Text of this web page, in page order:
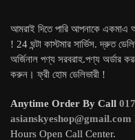
আমরাই দিতে পারি আপনাকে একমাএ
! 24 ঘন্টা কাস্টমার সার্ভিস. দ্রুত
অর্জিনাল পণ্য সরবরাহ.পণ্য অর্ডার
করুন। ফ্রী হোম ডেলিভারী !
Anytime Order By Call
asianskyeshop@gmail.com
Hours Open Call Center.